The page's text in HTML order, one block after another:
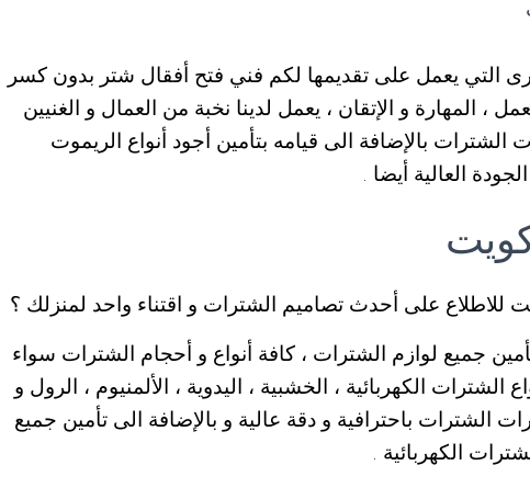
التي يعمل على تقديمها لكم فني فتح أفقال شتر بدون كسر
، المهارة و الإتقان ، يعمل لدينا نخبة من العمال و الغنيين
بالإضافة الى قيامه بتأمين أجود أنواع الريموت
العالية أيضا .
على أحدث تصاميم الشترات و اقتناء واحد لمنزلك ؟
جميع لوازم الشترات ، كافة أنواع و أحجام الشترات سواء
الشترات الكهربائية ، الخشبية ، اليدوية ، الألمنيوم ، الرول و
الشترات باحترافية و دقة عالية و بالإضافة الى تأمين جميع
الكهربائية .